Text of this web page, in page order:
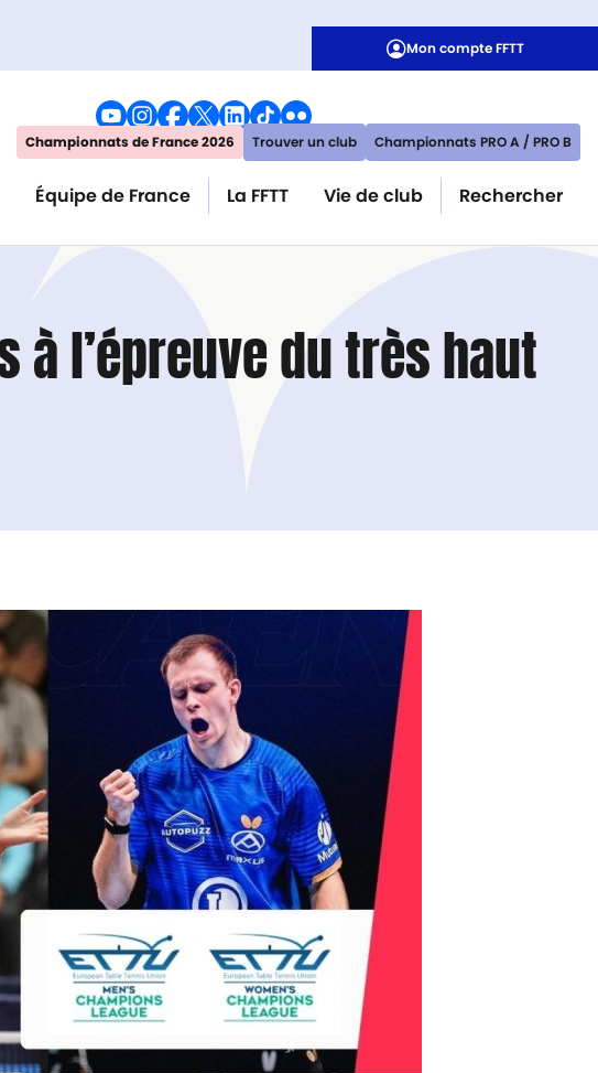
Mon compte FFTT
Championnats de France 2026 Trouver un club Championnats PRO A / PRO B
Équipe de France La FFTT Vie de club Rechercher
l’épreuve du très haut